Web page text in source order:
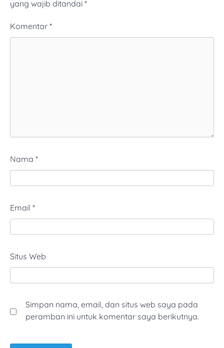
yang wajib ditandai *
Komentar *
Nama *
Email *
Situs Web
Simpan nama, email, dan situs web saya pada
peramban ini untuk komentar saya berikutnya.